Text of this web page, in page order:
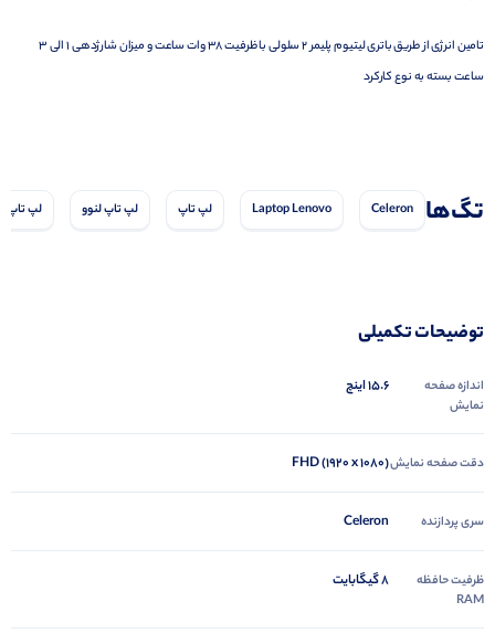
تامین انرژی از طریق باتری لیتیوم پلیمر 2 سلولی با ظرفیت 38 وات ساعت و میزان شارژدهی 1 الی 3
ساعت بسته به نوع کارکرد
تگ‌ها Celeron
Laptop Lenovo لپ تاپ لپ تاپ لنوو لپ تاپ
توضیحات تکمیلی
اندازه صفحه
نمایش
15.6 اینچ
دقت صفحه نمایشFHD (1920 x 1080)
سری پردازنده Celeron
ظرفیت حافظه
RAM
8 گیگابایت